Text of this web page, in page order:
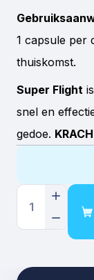
1 capsule per
thuiskomst.
Super Flight
snel en
gedoe.
1